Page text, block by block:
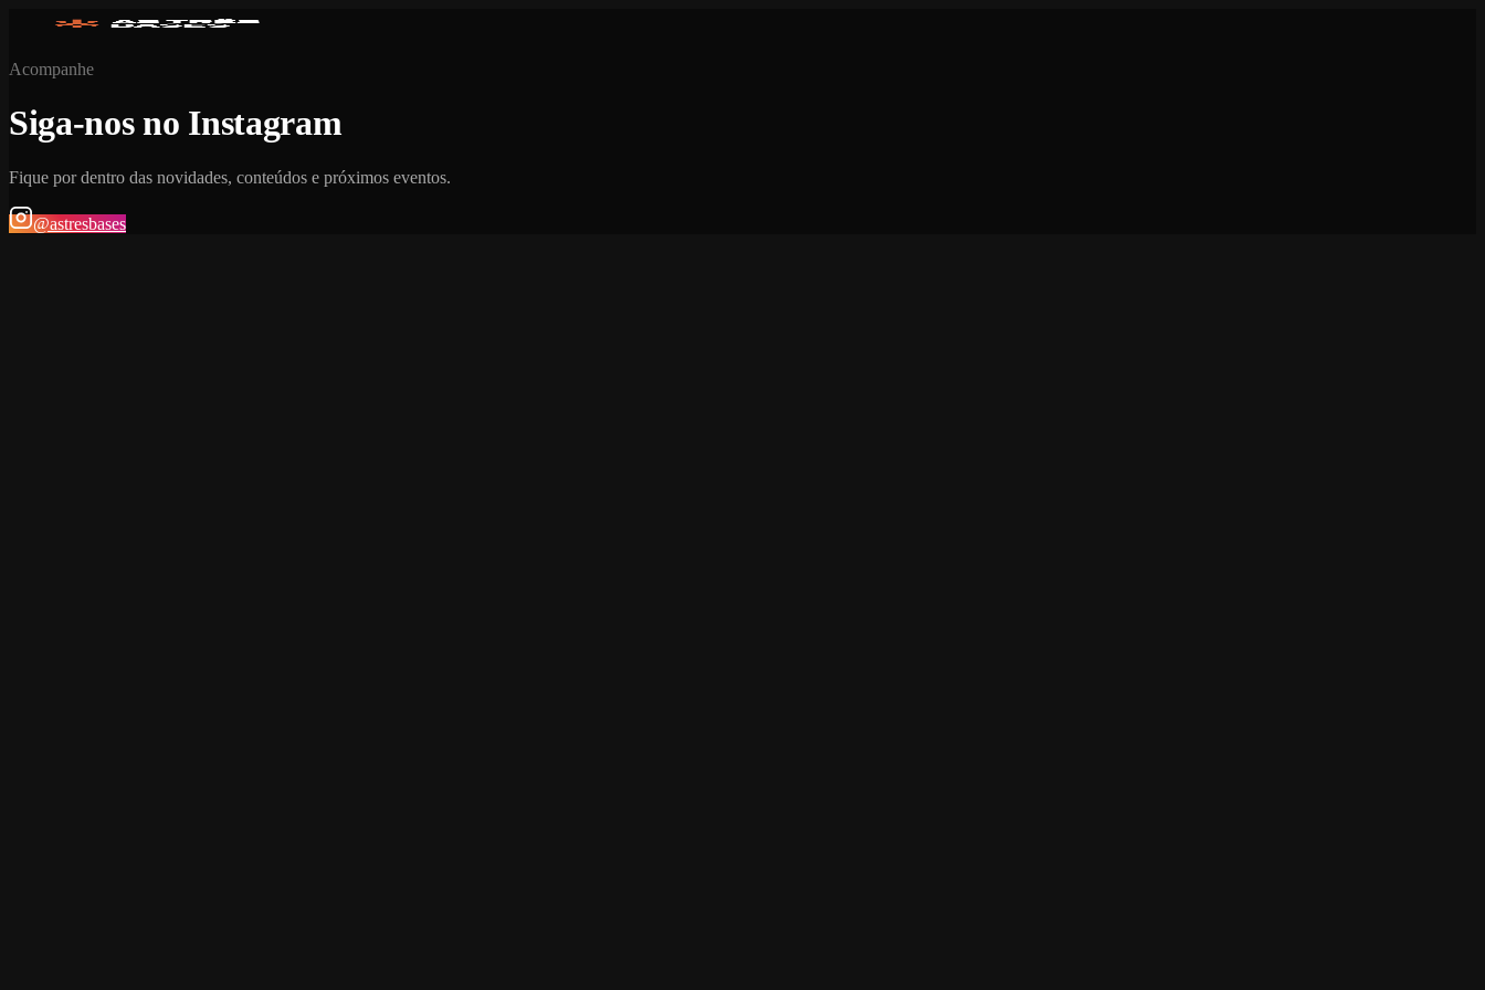
Acompanhe
Siga-nos no Instagram
Fique por dentro das novidades, conteúdos e próximos eventos.
@astresbases